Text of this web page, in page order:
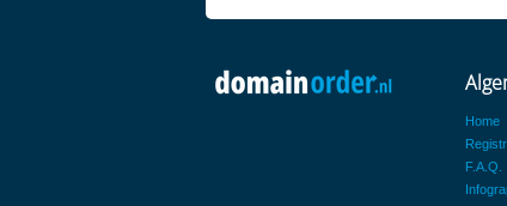
Home
F.A.Q.